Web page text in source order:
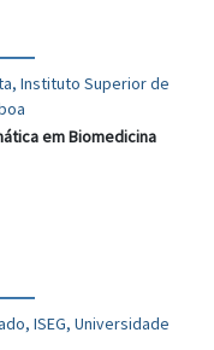
Instituto Superior de
em Biomedicina
ISEG, Universidade